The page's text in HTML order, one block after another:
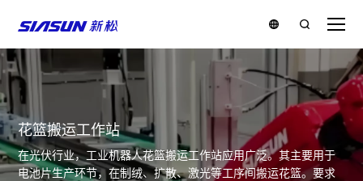
花篮搬运工作站
在光伏行业，工业机器人花篮搬运工作站应用广泛。其主要用于
电池片生产环节，在制绒、扩散、激光等工序间搬运花篮。要求